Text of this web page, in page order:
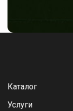
Каталог
Услуги